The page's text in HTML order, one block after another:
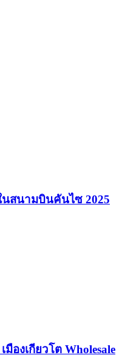
สนามบินคันไซ 2025
องเกียวโต Wholesale